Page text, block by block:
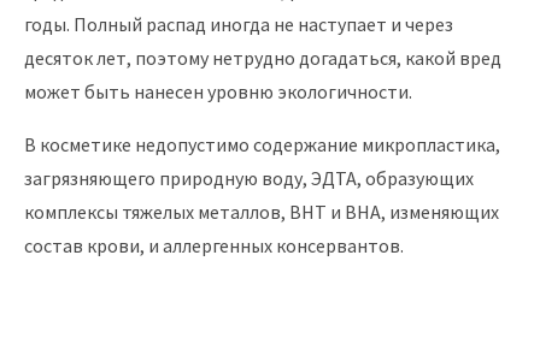
годы. Полный распад иногда не наступает и через
десяток лет, поэтому нетрудно догадаться, какой вред
может быть нанесен уровню экологичности.
В косметике недопустимо содержание микропластика,
загрязняющего природную воду, ЭДТА, образующих
комплексы тяжелых металлов, ВНТ и ВНА, изменяющих
состав крови, и аллергенных консервантов.